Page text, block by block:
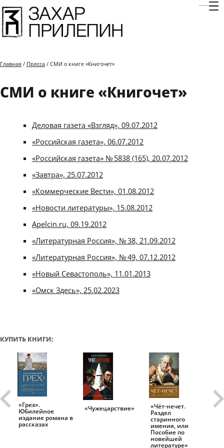
Главная / Пресса / СМИ о книге «Книгочет»
СМИ о книге «Книгочет»
Деловая газета «Взгляд», 09.07.2012
«Российская газета», 06.07.2012
«Российская газета» № 5838 (165), 20.07.2012
«Завтра», 25.07.2012
«Коммерческие Вести», 01.08.2012
«Новости литературы», 15.08.2012
Apelcin.ru, 09.19.2012
«Литературная Россия», № 38, 21.09.2012
«Литературная Россия», № 49, 07.12.2012
«Новый Севастополь», 11.01.2013
«Омск Здесь», 25.02.2023
КУПИТЬ КНИГИ:
«Грех».
Юбилейное
издание романа в
рассказах
«Чужецарствие» «Чёт-нечет.
Раздел
старинного
имения, или
Пособие по
новейшей
литературе»